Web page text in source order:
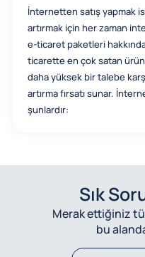
İnternetten satış yapmak
artırmak için her zaman
e-ticaret paketleri
ticarette en çok satan
daha yüksek bir talebe
artırma fırsatı sunar.
şunlardır:
Sık
Merak ettiğiniz
bu